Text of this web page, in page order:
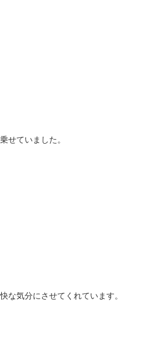
せていました。
気分にさせてくれています。